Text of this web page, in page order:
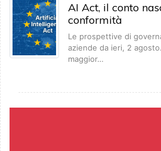
AI Act, il conto
conformità
Le prospettive di
aziende da ieri, 2
maggior…